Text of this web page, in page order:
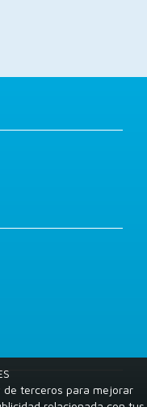
de terceros para mejorar